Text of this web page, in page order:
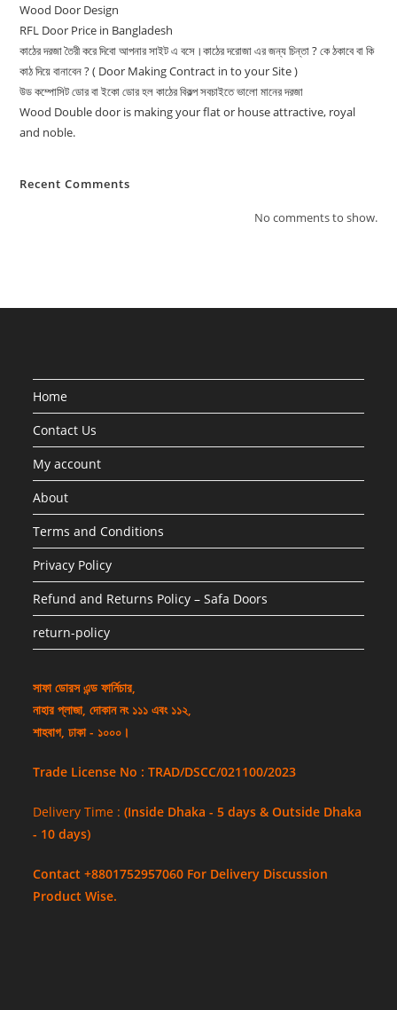
Wood Door Design
RFL Door Price in Bangladesh
কাঠের দরজা তৈরী করে দিবো আপনার সাইট এ বসে।কাঠের দরোজা এর জন্য চিন্তা ? কে ঠকাবে বা কি
কাঠ দিয়ে বানাবেন ? ( Door Making Contract in to your Site )
উড কম্পোসিট ডোর বা ইকো ডোর হল কাঠের বিকল্প সবচাইতে ভালো মানের দরজা
Wood Double door is making your flat or house attractive, royal
and noble.
Recent Comments
No comments to show.
Home
Contact Us
My account
About
Terms and Conditions
Privacy Policy
Refund and Returns Policy – Safa Doors
return-policy
সাফা ডোরস এন্ড ফার্নিচার,
নাহার প্লাজা, দোকান নং ১১১ এবং ১১২,
শাহবাগ, ঢাকা - ১০০০।
Trade License No : TRAD/DSCC/021100/2023
Delivery Time :(Inside Dhaka - 5 days & Outside Dhaka
- 10 days)
Contact +8801752957060 For Delivery Discussion
Product Wise.